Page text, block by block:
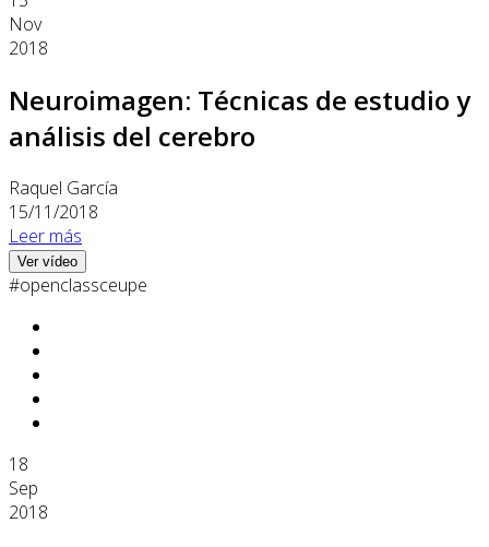
Nov
2018
Neuroimagen: Técnicas de estudio y
análisis del cerebro
Raquel García
15/11/2018
Leer más
Ver vídeo
#openclassceupe
18
Sep
2018